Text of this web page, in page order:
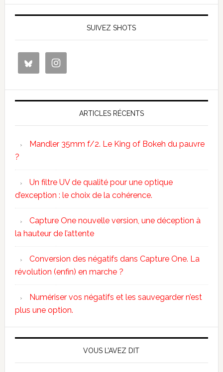
SUIVEZ SHOTS
ARTICLES RÉCENTS
Mandler 35mm f/2. Le King of Bokeh du pauvre
?
Un filtre UV de qualité pour une optique
d’exception : le choix de la cohérence.
Capture One nouvelle version, une déception à
la hauteur de l’attente
Conversion des négatifs dans Capture One. La
révolution (enfin) en marche ?
Numériser vos négatifs et les sauvegarder n’est
plus une option.
VOUS L’AVEZ DIT